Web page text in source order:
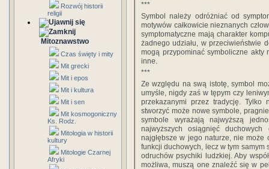
Rozwój historii
religii
Mitoznawstwo
Czas święty i mity
Mit grecki
Mit i epos
Mit i kultura
Mit i sen
Mit kosmogoniczny
Ks. Rodz.
Mitologia w historii
kultury
Mitologie Czarnej
Afryki
***
Symbol należy odróżniać od
motywów całkowicie nieznanych
symptomatyczne mają charakter
żadnego udziału, w przeciwieństwie
mogą przypominać symboliczne akty
inne.
***
Ze względu na swą istotę, symbol
umyśle, nigdy zaś w tępym czy
przekazanymi przez tradycję. Tylko
stworzyć może nowe symbole,
symbole wyrażają najwyższą
najwyższych osiągnięć
najgłębsze w jego naturze, nie może
funkcji duchowych, lecz w tym
odruchów psychiki ludzkiej. Aby
możliwa, muszą one znaleźć się w